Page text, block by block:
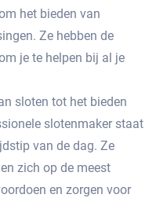
het bieden van
Ze hebben de
je te helpen bij al je
sloten tot het bieden
slotenmaker staat
van de dag.​ Ze
zich op de meest
en zorgen voor